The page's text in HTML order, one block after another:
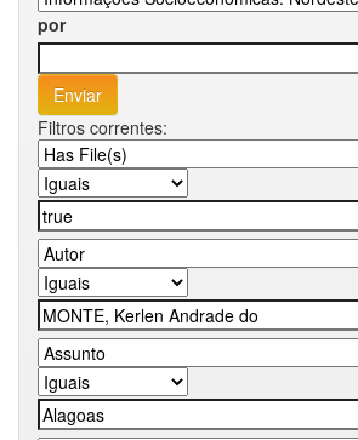
por
Filtros correntes: